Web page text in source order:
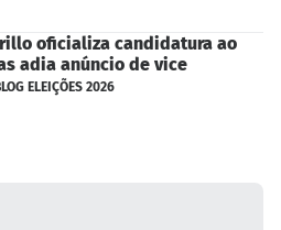
oficializa candidatura ao
adia anúncio de vice
ELEIÇÕES 2026